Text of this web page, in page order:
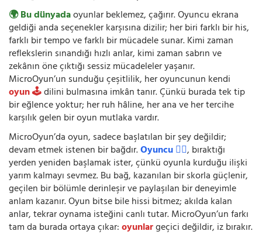
🌍 Bu dünyadaoyunlar beklemez, çağırır. Oyuncu ekrana
geldiği anda seçenekler karşısına dizilir; her biri farklı bir his,
farklı bir tempo ve farklı bir mücadele sunar. Kimi zaman
reflekslerin sınandığı hızlı anlar, kimi zaman sabrın ve
zekânın öne çıktığı sessiz mücadeleler yaşanır.
MicroOyun’un sunduğu çeşitlilik, her oyuncunun kendi
oyun 🕹️dilini bulmasına imkân tanır. Çünkü burada tek tip
bir eğlence yoktur; her ruh hâline, her ana ve her tercihe
karşılık gelen bir oyun mutlaka vardır.
MicroOyun’da oyun, sadece başlatılan bir şey değildir;
devam etmek istenen bir bağdır.Oyuncu 🧍‍♂️, bıraktığı
yerden yeniden başlamak ister, çünkü oyunla kurduğu ilişki
yarım kalmayı sevmez. Bu bağ, kazanılan bir skorla güçlenir,
geçilen bir bölümle derinleşir ve paylaşılan bir deneyimle
anlam kazanır. Oyun bitse bile hissi bitmez; akılda kalan
anlar, tekrar oynama isteğini canlı tutar. MicroOyun’un farkı
tam da burada ortaya çıkar:oyunlargeçici değildir, iz bırakır.